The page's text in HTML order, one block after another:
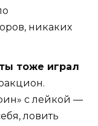
никаких
тоже играл
с лейкой —
ловить